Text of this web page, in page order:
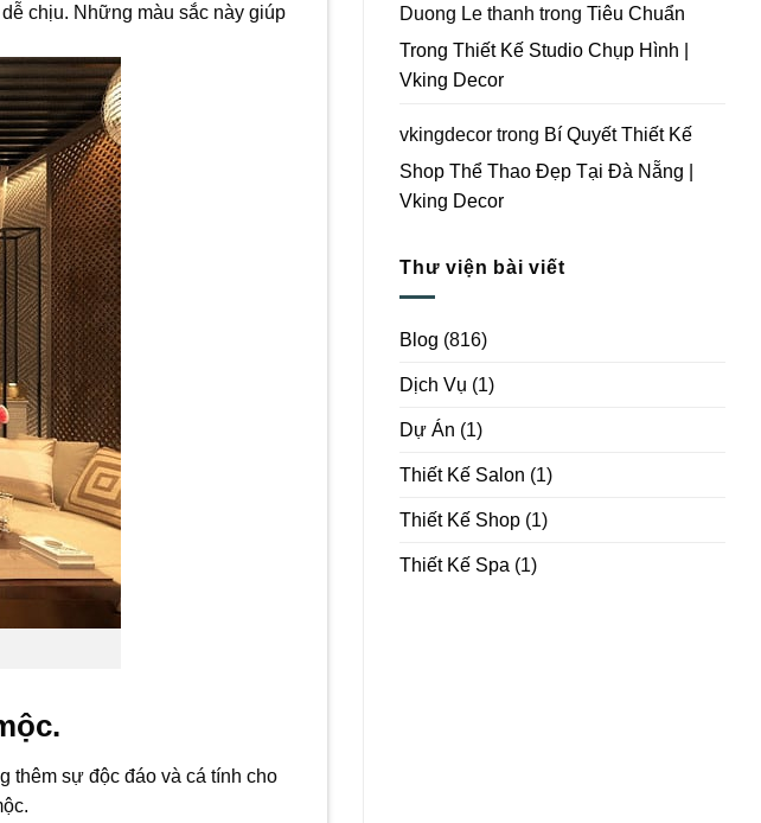
chịu. Những màu sắc này giúp
thêm sự độc đáo và cá tính cho
Duong Le thanh trong Tiêu Chuẩn
Trong Thiết Kế Studio Chụp Hình |
Vking Decor
vkingdecor trong Bí Quyết Thiết Kế
Shop Thể Thao Đẹp Tại Đà Nẵng |
Vking Decor
Thư viện bài viết
Blog (816)
Dịch Vụ (1)
Dự Án (1)
Thiết Kế Salon (1)
Thiết Kế Shop (1)
Thiết Kế Spa (1)